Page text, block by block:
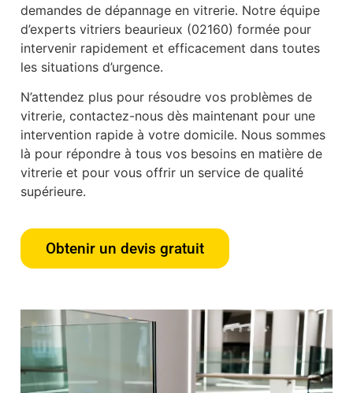
demandes de dépannage en vitrerie. Notre équipe
d’experts vitriers beaurieux (02160) formée pour
intervenir rapidement et efficacement dans toutes
les situations d’urgence.
N’attendez plus pour résoudre vos problèmes de
vitrerie, contactez-nous dès maintenant pour une
intervention rapide à votre domicile. Nous sommes
là pour répondre à tous vos besoins en matière de
vitrerie et pour vous offrir un service de qualité
supérieure.
Obtenir un devis gratuit